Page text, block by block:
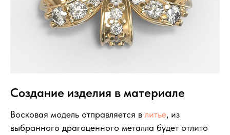
Создание изделия в материале
Восковая модель отправляется в литье, из
выбранного драгоценного металла будет отлито